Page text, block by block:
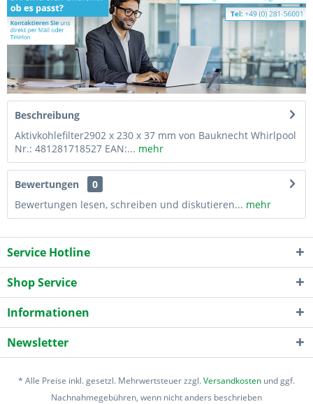
Beschreibung
Aktivkohlefilter2902 x 230 x 37 mm von Bauknecht Whirlpool
Nr.: 481281718527 EAN:... mehr
Bewertungen
0
Bewertungen lesen, schreiben und diskutieren... mehr
Service Hotline
Shop Service
Informationen
Newsletter
* Alle Preise inkl. gesetzl. Mehrwertsteuer zzgl.Versandkosten und ggf.
Nachnahmegebühren, wenn nicht anders beschrieben